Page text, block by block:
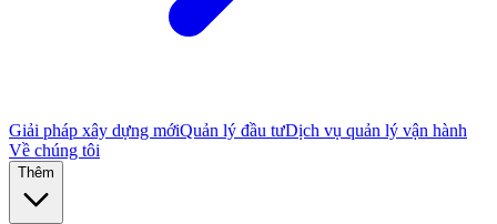
Giải pháp xây dựng mớiQuản lý đầu tưDịch vụ quản lý vận hành
Về chúng tôi
Thêm